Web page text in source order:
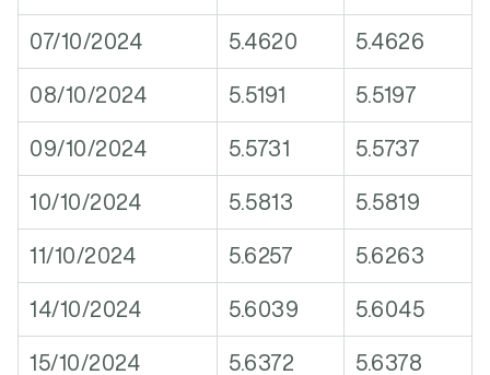
07/10/2024 5.4620 5.4626
08/10/2024 5.5191 5.5197
09/10/2024 5.5731 5.5737
10/10/2024 5.5813 5.5819
11/10/2024 5.6257 5.6263
14/10/2024 5.6039 5.6045
15/10/2024 5.6372 5.6378